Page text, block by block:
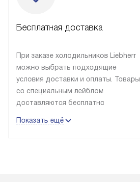
Бесплатная доставка
При заказе холодильников Liebherr
можно выбрать подходящие
условия доставки и оплаты. Товары
со специальным лейблом
доставляются бесплатно
до подъезда, выезд за МКАД
Показать ещё